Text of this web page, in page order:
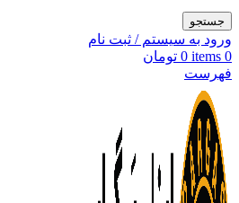
جستجو
ورود به سیستم / ثبت نام
0
items
0 تومان
فهرست